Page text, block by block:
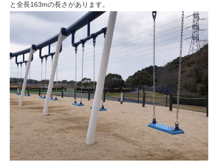
と全長163mの長さがあります。